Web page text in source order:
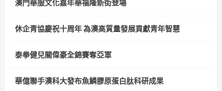
澳門華服文化嘉年華福隆新街登場
休企青協慶祝十周年 為澳高質量發展貢獻青年智慧
泰拳健兒關偉豪全錦賽奪亞軍
華億聯手澳科大發布魚鱗膠原蛋白肽科研成果